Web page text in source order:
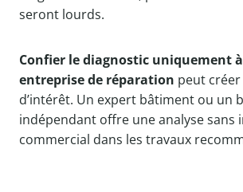
seront lourds.
Confier le diagnostic uniquement
entreprise de réparation peut
d’intérêt. Un expert bâtiment ou un
indépendant offre une analyse sans
commercial dans les travaux